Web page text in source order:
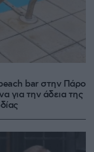
bar στην Πάρο
για την άδεια της